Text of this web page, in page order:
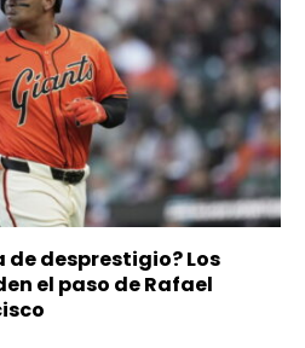
desprestigio? Los
el paso de Rafael